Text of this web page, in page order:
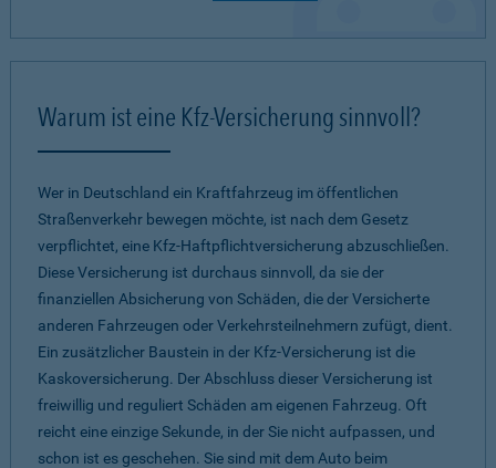
Warum ist eine Kfz-Versicherung sinnvoll?
Wer in Deutschland ein Kraftfahrzeug im öffentlichen
Straßenverkehr bewegen möchte, ist nach dem Gesetz
verpflichtet, eine Kfz-Haftpflichtversicherung abzuschließen.
Diese Versicherung ist durchaus sinnvoll, da sie der
finanziellen Absicherung von Schäden, die der Versicherte
anderen Fahrzeugen oder Verkehrsteilnehmern zufügt, dient.
Ein zusätzlicher Baustein in der Kfz-Versicherung ist die
Kaskoversicherung. Der Abschluss dieser Versicherung ist
freiwillig und reguliert Schäden am eigenen Fahrzeug. Oft
reicht eine einzige Sekunde, in der Sie nicht aufpassen, und
schon ist es geschehen. Sie sind mit dem Auto beim